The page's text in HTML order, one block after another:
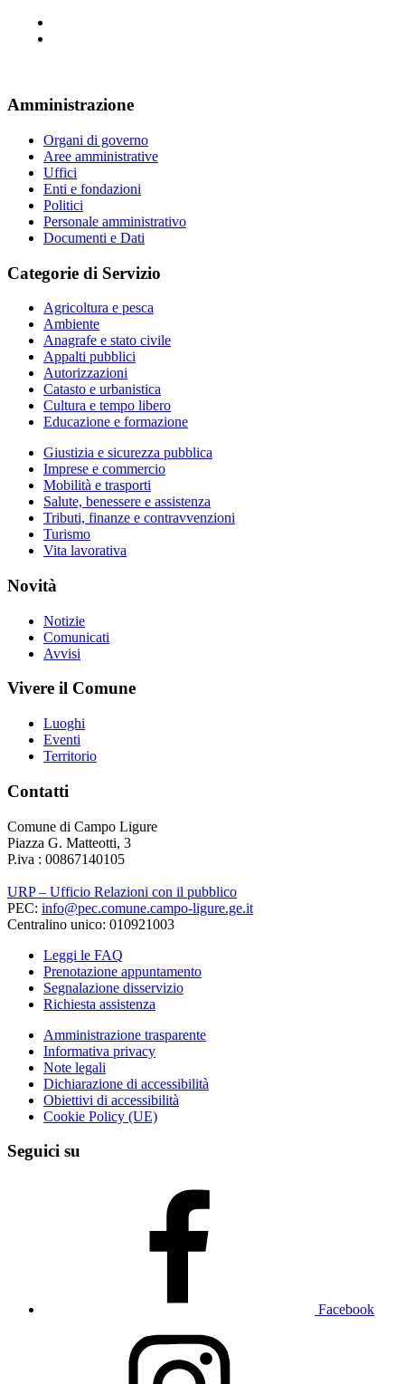
Amministrazione
Organi di governo
Aree amministrative
Uffici
Enti e fondazioni
Politici
Personale amministrativo
Documenti e Dati
Categorie di Servizio
Agricoltura e pesca
Ambiente
Anagrafe e stato civile
Appalti pubblici
Autorizzazioni
Catasto e urbanistica
Cultura e tempo libero
Educazione e formazione
Giustizia e sicurezza pubblica
Imprese e commercio
Mobilità e trasporti
Salute, benessere e assistenza
Tributi, finanze e contravvenzioni
Turismo
Vita lavorativa
Novità
Notizie
Comunicati
Avvisi
Vivere il Comune
Luoghi
Eventi
Territorio
Contatti
Comune di Campo Ligure
Piazza G. Matteotti, 3
P.iva : 00867140105
URP – Ufficio Relazioni con il pubblico
PEC: info@pec.comune.campo-ligure.ge.it
Centralino unico: 010921003
Leggi le FAQ
Prenotazione appuntamento
Segnalazione disservizio
Richiesta assistenza
Amministrazione trasparente
Informativa privacy
Note legali
Dichiarazione di accessibilità
Obiettivi di accessibilità
Cookie Policy (UE)
Seguici su
Facebook